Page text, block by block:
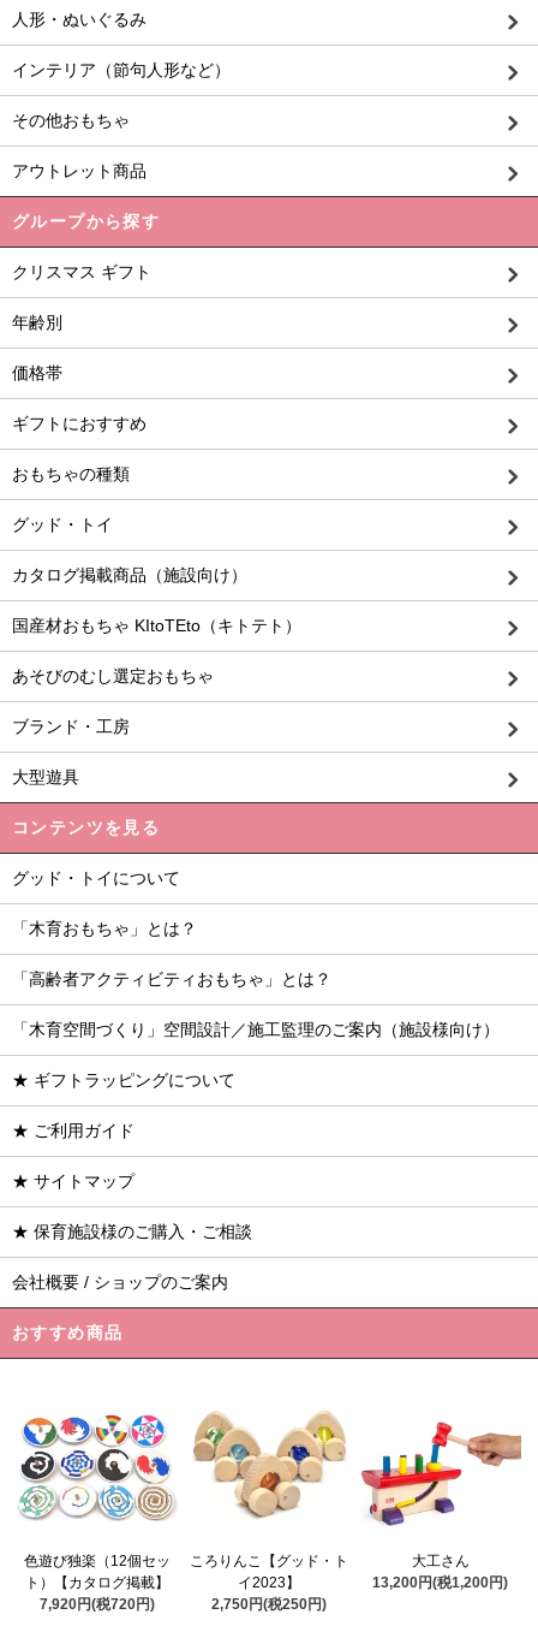
人形・ぬいぐるみ
インテリア（節句人形など）
その他おもちゃ
アウトレット商品
グループから探す
クリスマス ギフト
年齢別
価格帯
ギフトにおすすめ
おもちゃの種類
グッド・トイ
カタログ掲載商品（施設向け）
国産材おもちゃ KItoTEto（キトテト）
あそびのむし選定おもちゃ
ブランド・工房
大型遊具
コンテンツを見る
グッド・トイについて
「木育おもちゃ」とは？
「高齢者アクティビティおもちゃ」とは？
「木育空間づくり」空間設計／施工監理のご案内（施設様向け）
★ ギフトラッピングについて
★ ご利用ガイド
★ サイトマップ
★ 保育施設様のご購入・ご相談
会社概要 / ショップのご案内
おすすめ商品
色遊び独楽（12個セッ
ト）【カタログ掲載】
7,920円(税720円)
ころりんこ【グッド・ト
イ2023】
2,750円(税250円)
大工さん
13,200円(税1,200円)